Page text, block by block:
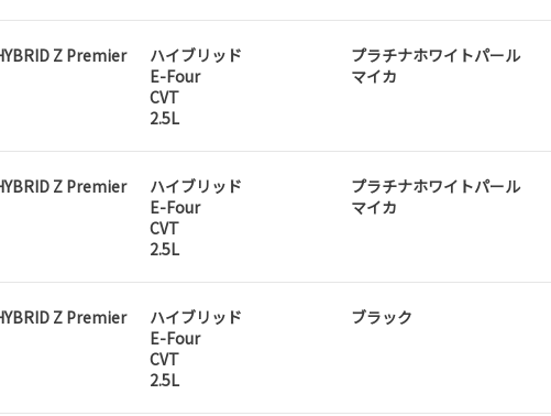
Z Premier
ハイブリッド
E-Four
CVT
2.5L
プラチナホワイトパール
マイカ
Z Premier
ハイブリッド
E-Four
CVT
2.5L
プラチナホワイトパール
マイカ
Z Premier
ハイブリッド
E-Four
CVT
2.5L
ブラック